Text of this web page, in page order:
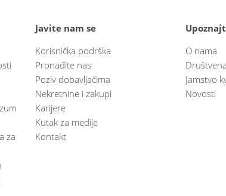
za
Javite nam se
Korisnička podrška
Pronađite nas
Poziv dobavljačima
Nekretnine i zakupi
Karijere
Kutak za medije
Kontakt
O nama
Jamstvo
Novosti